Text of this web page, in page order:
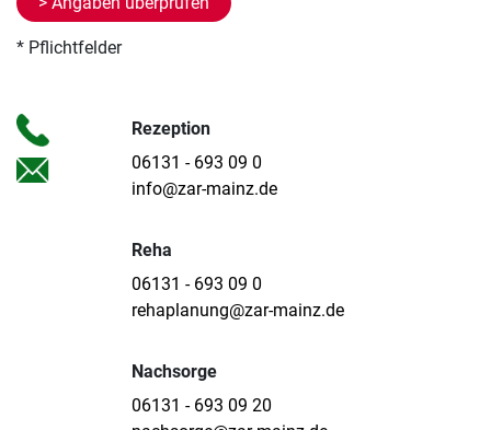
* Pflichtfelder
Rezeption
06131 - 693 09 0
info@zar-mainz.de
Reha
06131 - 693 09 0
rehaplanung@zar-mainz.de
Nachsorge
06131 - 693 09 20